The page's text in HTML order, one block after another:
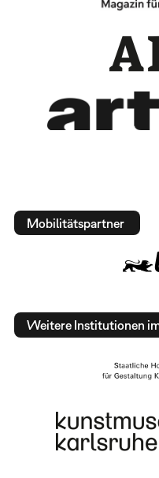
Mobilitätspartner
Weitere Institutionen